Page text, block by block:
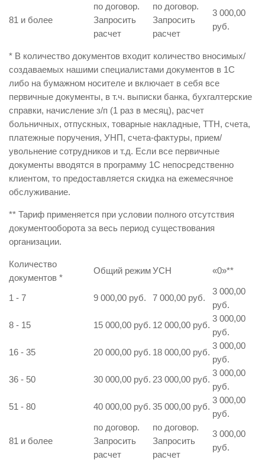
81 и более
по договор.
Запросить
расчет
по договор.
Запросить
расчет
3 000,00
руб.
* В количество документов входит количество вносимых/
создаваемых нашими специалистами документов в 1С
либо на бумажном носителе и включает в себя все
первичные документы, в т.ч. выписки банка, бухгалтерские
справки, начисление з/п (1 раз в месяц), расчет
больничных, отпускных, товарные накладные, ТТН, счета,
платежные поручения, УНП, счета-фактуры, прием/
увольнение сотрудников и т.д. Если все первичные
документы вводятся в программу 1С непосредственно
клиентом, то предоставляется скидка на ежемесячное
обслуживание.
** Тариф применяется при условии полного отсутствия
документооборота за весь период существования
организации.
Количество
документов *
Общий режимУСН «0»**
1 - 7 9 000,00 руб. 7 000,00 руб.
3 000,00
руб.
8 - 15
15 000,00 руб. 12 000,00 руб.
3 000,00
руб.
16 - 35
20 000,00 руб. 18 000,00 руб.
3 000,00
руб.
36 - 50
30 000,00 руб. 23 000,00 руб.
3 000,00
руб.
51 - 80
40 000,00 руб. 35 000,00 руб.
3 000,00
руб.
81 и более
по договор.
Запросить
расчет
по договор.
Запросить
расчет
3 000,00
руб.